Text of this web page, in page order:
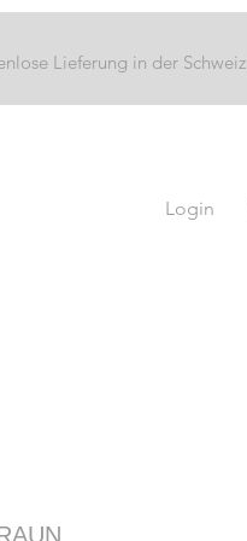
Lieferung in der Schweiz
Login